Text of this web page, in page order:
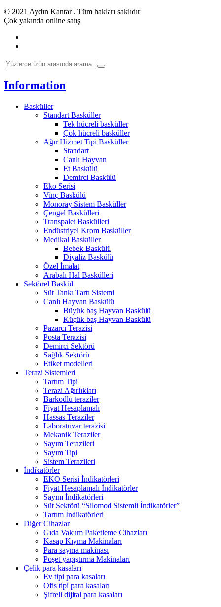
© 2021 Aydın Kantar . Tüm hakları saklıdır
Çok yakında online satış
Information
Basküller
Standart Basküller
Tek hücreli basküller
Çok hücreli basküller
Ağır Hizmet Tipi Basküller
Standart
Canlı Hayvan
Et Baskülü
Demirci Baskülü
Eko Serisi
Vinç Baskülü
Monoray Sistem Basküller
Çengel Baskülleri
Transpalet Baskülleri
Endüstriyel Krom Basküller
Medikal Basküller
Bebek Baskülü
Diyaliz Baskülü
Özel İmalat
Arabalı Hal Baskülleri
Sektörel Baskül
Süt Tankı Tartı Sistemi
Canlı Hayvan Baskülü
Büyük baş Hayvan Baskülü
Küçük baş Hayvan Baskülü
Pazarcı Terazisi
Posta Terazisi
Demirci Sektörü
Sağlık Sektörü
Etiket modelleri
Terazi Sistemleri
Tartım Tipi
Terazi Ağırlıkları
Barkodlu teraziler
Fiyat Hesaplamalı
Hassas Teraziler
Laboratuvar terazisi
Mekanik Teraziler
Sayım Terazileri
Sayım Tipi
Sistem Terazileri
İndikatörler
EKO Serisi İndikatörleri
Fiyat Hesaplamalı İndikatörler
Sayım İndikatörleri
Süt Sektörü “Silomod Sistemli İndikatörler”
Tartım İndikatörleri
Diğer Cihazlar
Gıda Vakum Paketleme Cihazları
Kasap Kıyma Makinaları
Para sayma makinası
Poşet yapıştırma Makinaları
Çelik para kasaları
Ev tipi para kasaları
Ofis tipi para kasaları
Şifreli dijital para kasaları